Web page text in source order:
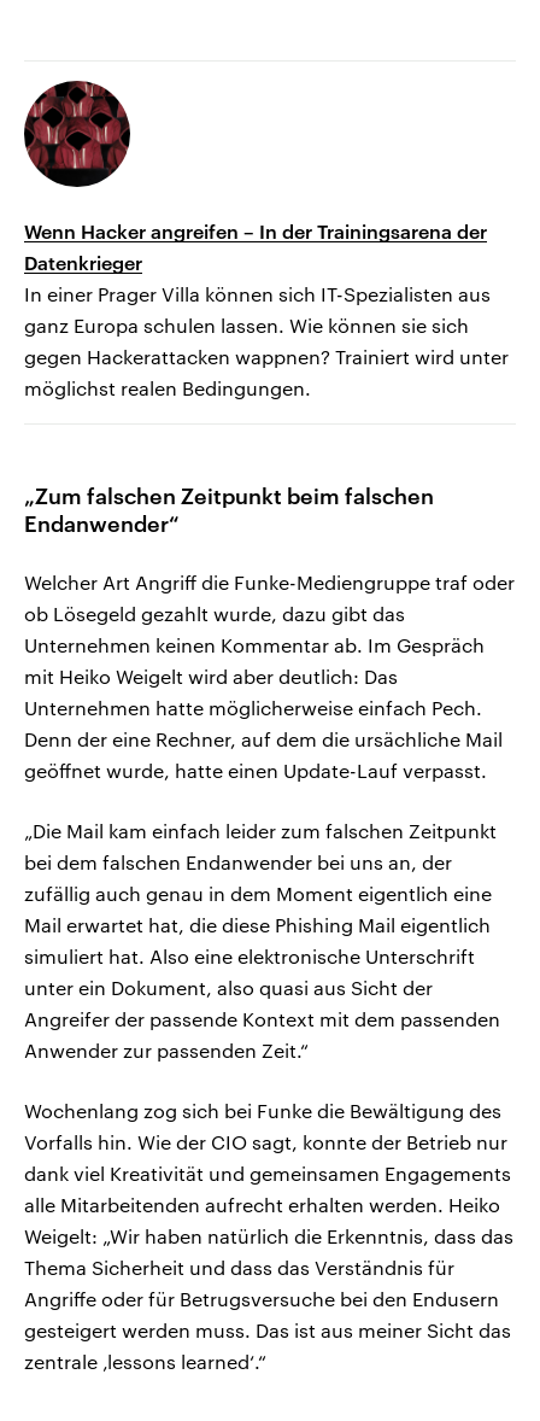
Wenn Hacker angreifen – In der Trainingsarena der
Datenkrieger
In einer Prager Villa können sich IT-Spezialisten aus
ganz Europa schulen lassen. Wie können sie sich
gegen Hackerattacken wappnen? Trainiert wird unter
möglichst realen Bedingungen.
„Zum falschen Zeitpunkt beim falschen
Endanwender“
Welcher Art Angriff die Funke-Mediengruppe traf oder
ob Lösegeld gezahlt wurde, dazu gibt das
Unternehmen keinen Kommentar ab. Im Gespräch
mit Heiko Weigelt wird aber deutlich: Das
Unternehmen hatte möglicherweise einfach Pech.
Denn der eine Rechner, auf dem die ursächliche Mail
geöffnet wurde, hatte einen Update-Lauf verpasst.
„Die Mail kam einfach leider zum falschen Zeitpunkt
bei dem falschen Endanwender bei uns an, der
zufällig auch genau in dem Moment eigentlich eine
Mail erwartet hat, die diese Phishing Mail eigentlich
simuliert hat. Also eine elektronische Unterschrift
unter ein Dokument, also quasi aus Sicht der
Angreifer der passende Kontext mit dem passenden
Anwender zur passenden Zeit.“
Wochenlang zog sich bei Funke die Bewältigung des
Vorfalls hin. Wie der CIO sagt, konnte der Betrieb nur
dank viel Kreativität und gemeinsamen Engagements
alle Mitarbeitenden aufrecht erhalten werden. Heiko
Weigelt: „Wir haben natürlich die Erkenntnis, dass das
Thema Sicherheit und dass das Verständnis für
Angriffe oder für Betrugsversuche bei den Endusern
gesteigert werden muss. Das ist aus meiner Sicht das
zentrale ‚lessons learned‘.“